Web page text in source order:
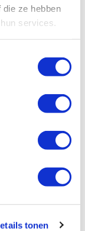
ze hebben
services.
tonen
camper zijn
bedden is geen
afwijken van
worden.